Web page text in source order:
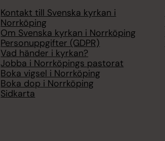
Kontakt till Svenska kyrkan i
Norrköping
Om Svenska kyrkan i Norrköping
Personuppgifter (GDPR)
Vad händer i kyrkan?
Jobba i Norrköpings pastorat
Boka vigsel i Norrköping
Boka dop i Norrköping
Sidkarta